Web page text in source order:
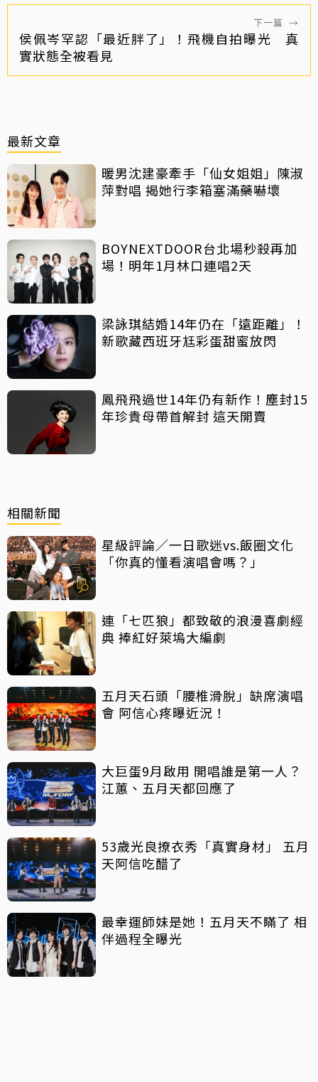
下一篇 →
侯佩岑罕認「最近胖了」！飛機自拍曝光 真
實狀態全被看見
最新文章
暖男沈建豪牽手「仙女姐姐」陳淑
萍對唱 揭她行李箱塞滿藥嚇壞
BOYNEXTDOOR台北場秒殺再加
場！明年1月林口連唱2天
梁詠琪結婚14年仍在「遠距離」！
新歌藏西班牙尪彩蛋甜蜜放閃
鳳飛飛過世14年仍有新作！塵封15
年珍貴母帶首解封 這天開賣
相關新聞
星級評論／一日歌迷vs.飯圈文化
「你真的懂看演唱會嗎？」
連「七匹狼」都致敬的浪漫喜劇經
典 捧紅好萊塢大編劇
五月天石頭「腰椎滑脫」缺席演唱
會 阿信心疼曝近況！
大巨蛋9月啟用 開唱誰是第一人？
江蕙、五月天都回應了
53歲光良撩衣秀「真實身材」 五月
天阿信吃醋了
最幸運師妹是她！五月天不瞞了 相
伴過程全曝光